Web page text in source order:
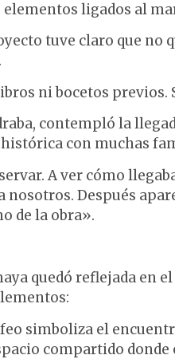
ligados al
tuve claro que no
ni bocetos previos.
contempló la
con muchas
A ver cómo
nosotros. Después
de la obra».
quedó reflejada en
simboliza el
compartido